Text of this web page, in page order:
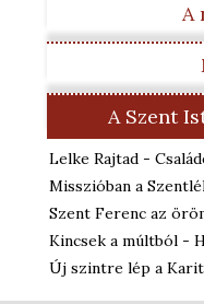
A
A Szent
Lelke Rajtad -
Misszióban a
Szent Ferenc az
Kincsek a múltból -
Új szintre lép a